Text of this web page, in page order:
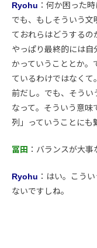
Ryohu ：何か困った
でも、もしそういう文
ておれらはどうするの
やっぱり最終的には自
かっていうこととか。
ているわけではなくて
前だし。でも、そうい
なって。そういう意味
列」っていうことにも
冨田 ：バランスが大事
Ryohu ：はい。こう
ないですしね。